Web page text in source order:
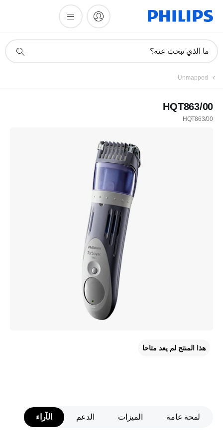
دعم
ما الذي تبحث عنه؟
Unmapped
HQT863/00
HQT863/00
هذا المنتج لم يعد متاحا
لمحة عامة الميزات الدعم الآراء